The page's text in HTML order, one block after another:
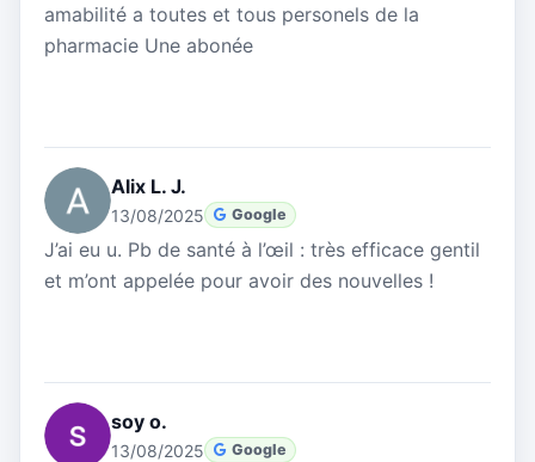
amabilité a toutes et tous personels de la
pharmacie Une abonée
Alix L. J.
13/08/2025 Google
J’ai eu u. Pb de santé à l’œil : très efficace gentil
et m’ont appelée pour avoir des nouvelles !
soy o.
13/08/2025 Google